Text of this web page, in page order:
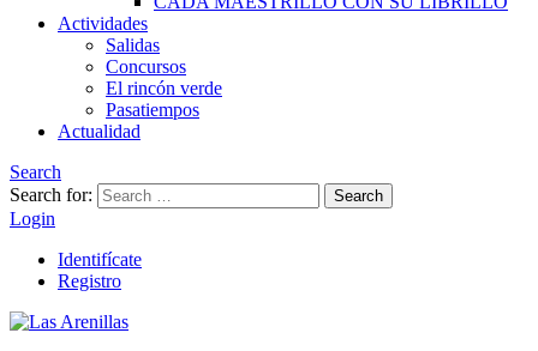
Actividades
Salidas
Concursos
El rincón verde
Pasatiempos
Actualidad
Search
Search for:
Search
Login
Identifícate
Registro